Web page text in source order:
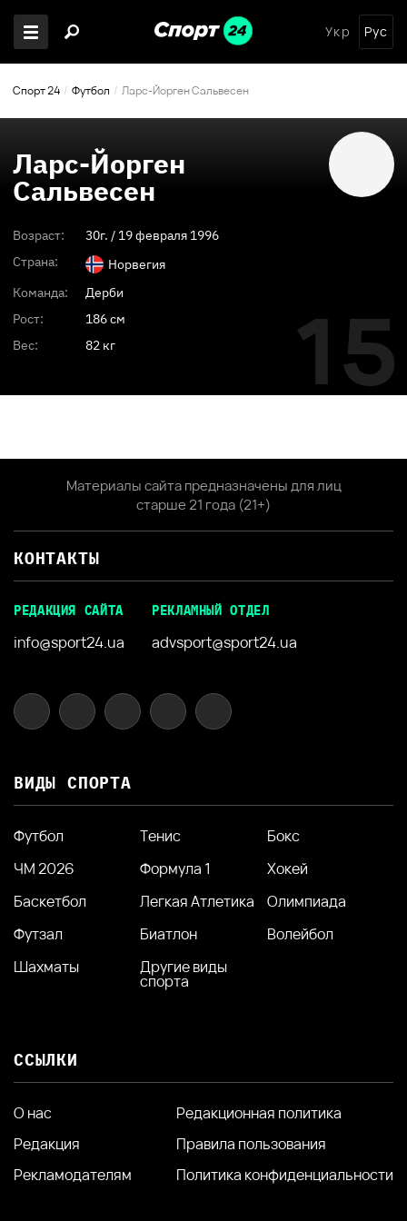
Укр Рус
Спорт 24 Футбол Ларс-Йорген Сальвесен
Ларс-Йорген
Сальвесен
Возраст: 30г. / 19 февраля 1996
Страна:
Норвегия
Команда:
Дерби
Рост:
186 см
Вес:
82 кг 15
Материалы сайта предназначены для лиц
старше 21 года (21+)
КОНТАКТЫ
РЕДАКЦИЯ САЙТА
info@sport24.ua
РЕКЛАМНЫЙ ОТДЕЛ
advsport@sport24.ua
ВИДЫ СПОРТА
Футбол Тенис
Бокс
ЧМ 2026
Формула 1
Хокей
Баскетбол
Легкая Атлетика
Олимпиада
Футзал
Биатлон
Волейбол
Шахматы
Другие виды
спорта
ССЫЛКИ
О нас
Редакция
Рекламодателям
Редакционная политика
Правила пользования
Политика конфиденциальности